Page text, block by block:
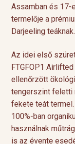
Assamban és 17-
termelője a
Darjeeling teáknak.
Az idei első
FTGFOP1
ellenőrzött
tengerszint feletti
fekete teát
100%-ban
használnak
is az évente